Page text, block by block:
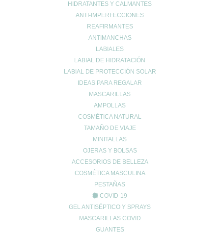
HIDRATANTES Y CALMANTES
ANTI-IMPERFECCIONES
REAFIRMANTES
ANTIMANCHAS
LABIALES
LABIAL DE HIDRATACIÓN
LABIAL DE PROTECCIÓN SOLAR
IDEAS PARA REGALAR
MASCARILLAS
AMPOLLAS
COSMÉTICA NATURAL
TAMAÑO DE VIAJE
MINITALLAS
OJERAS Y BOLSAS
ACCESORIOS DE BELLEZA
COSMÉTICA MASCULINA
PESTAÑAS
COVID-19
GEL ANTISÉPTICO Y SPRAYS
MASCARILLAS COVID
GUANTES
Política de privacidad
Síguenos en las
Redes Sociales
© 2024 FARMACIA ROMERO CB